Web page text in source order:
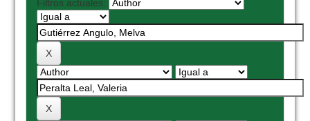
Filtros actuales: